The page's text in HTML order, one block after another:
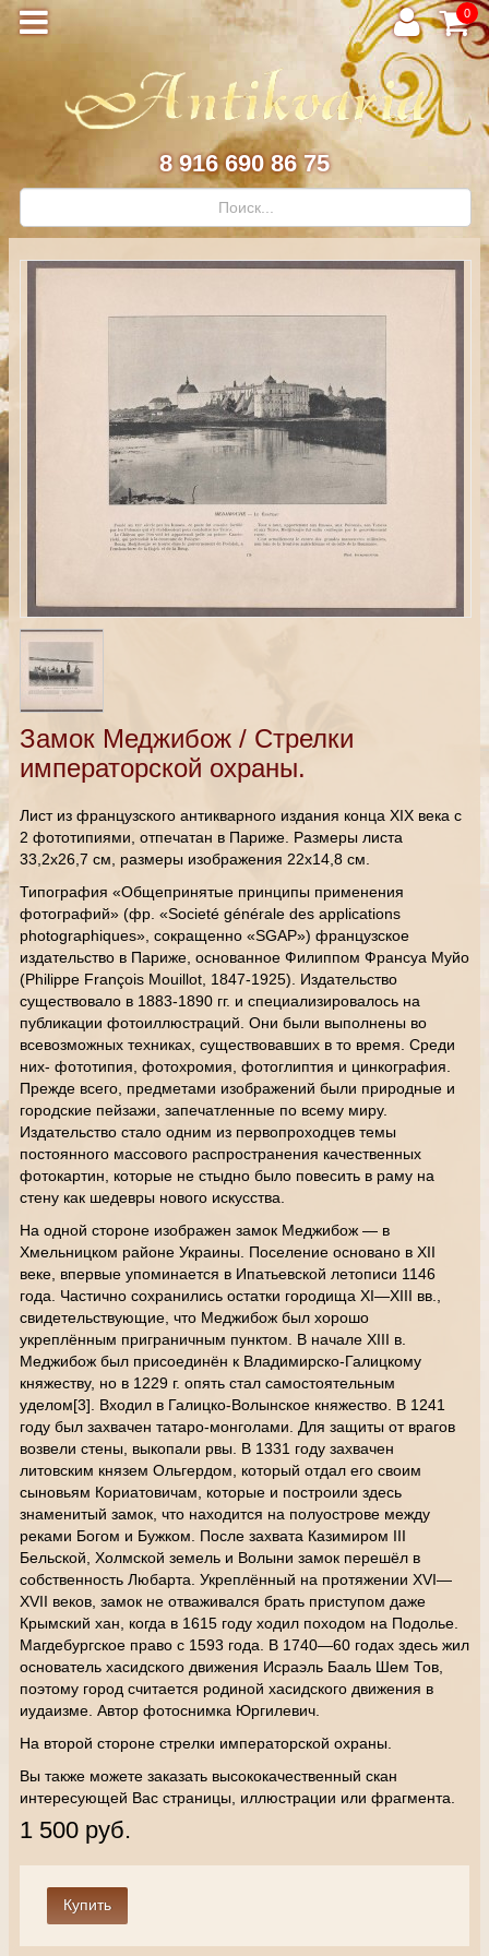
0
8 916 690 86 75
Замок Меджибож / Стрелки
императорской охраны.
Лист из французского антикварного издания конца XIX века с
2 фототипиями, отпечатан в Париже. Размеры листа
33,2х26,7 см, размеры изображения 22х14,8 см.
Типография «Общепринятые принципы применения
фотографий» (фр. «Societé générale des applications
photographiques», сокращенно «SGAP») французское
издательство в Париже, основанное Филиппом Франсуа Муйо
(Philippe François Mouillot, 1847-1925). Издательство
существовало в 1883-1890 гг. и специализировалось на
публикации фотоиллюстраций. Они были выполнены во
всевозможных техниках, существовавших в то время. Среди
них- фототипия, фотохромия, фотоглиптия и цинкография.
Прежде всего, предметами изображений были природные и
городские пейзажи, запечатленные по всему миру.
Издательство стало одним из первопроходцев темы
постоянного массового распространения качественных
фотокартин, которые не стыдно было повесить в раму на
стену как шедевры нового искусства.
На одной стороне изображен замок Меджибож — в
Хмельницком районе Украины. Поселение основано в XII
веке, впервые упоминается в Ипатьевской летописи 1146
года. Частично сохранились остатки городища XI—XIII вв.,
свидетельствующие, что Меджибож был хорошо
укреплённым приграничным пунктом. В начале XIII в.
Меджибож был присоединён к Владимирско-Галицкому
княжеству, но в 1229 г. опять стал самостоятельным
уделом[3]. Входил в Галицко-Волынское княжество. В 1241
году был захвачен татаро-монголами. Для защиты от врагов
возвели стены, выкопали рвы. В 1331 году захвачен
литовским князем Ольгердом, который отдал его своим
сыновьям Кориатовичам, которые и построили здесь
знаменитый замок, что находится на полуострове между
реками Богом и Бужком. После захвата Казимиром III
Бельской, Холмской земель и Волыни замок перешёл в
собственность Любарта. Укреплённый на протяжении XVI—
XVII веков, замок не отваживался брать приступом даже
Крымский хан, когда в 1615 году ходил походом на Подолье.
Магдебургское право с 1593 года. В 1740—60 годах здесь жил
основатель хасидского движения Исраэль Бааль Шем Тов,
поэтому город считается родиной хасидского движения в
иудаизме. Автор фотоснимка Юргилевич.
На второй стороне стрелки императорской охраны.
Вы также можете заказать высококачественный скан
интересующей Вас страницы, иллюстрации или фрагмента.
1 500 руб.